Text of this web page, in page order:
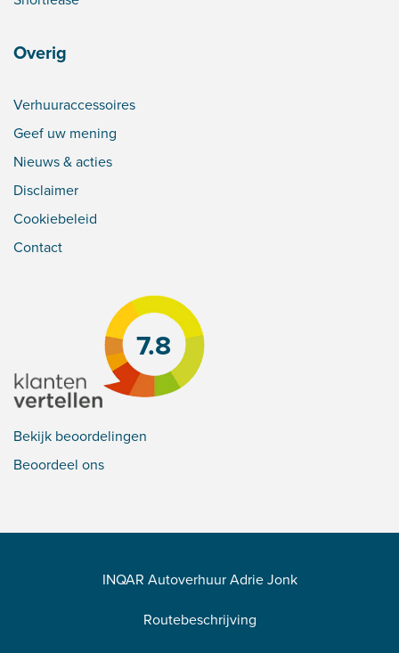
Overig
Verhuuraccessoires
Geef uw mening
Nieuws & acties
Disclaimer
Cookiebeleid
Contact
7.8
Bekijk beoordelingen
Beoordeel ons
INQAR Autoverhuur Adrie Jonk
Routebeschrijving